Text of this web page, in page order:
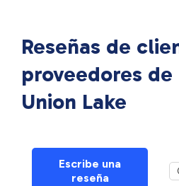
Reseñas de
proveedores
Union Lake
Escribe una
reseña